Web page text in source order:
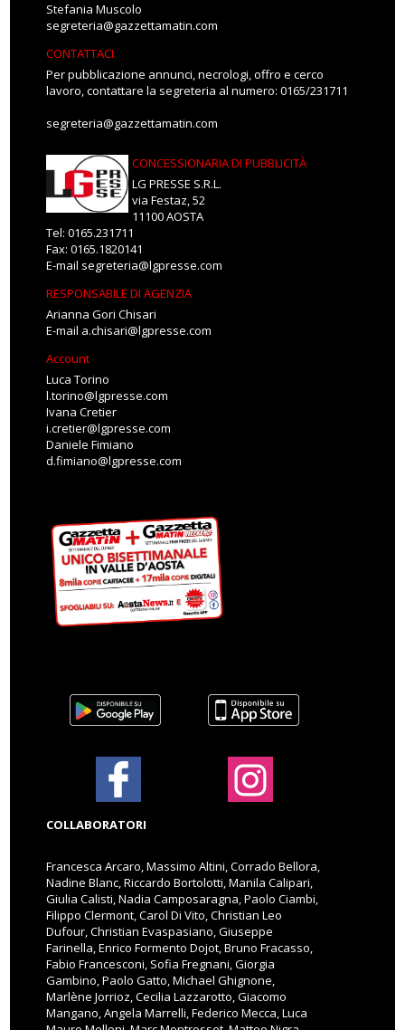
Stefania Muscolo
segreteria@gazzettamatin.com
CONTATTACI
Per pubblicazione annunci, necrologi, offro e cerco
lavoro, contattare la segreteria al numero: 0165/231711
segreteria@gazzettamatin.com
CONCESSIONARIA DI PUBBLICITÀ
LG PRESSE S.R.L.
via Festaz, 52
11100 AOSTA
Tel: 0165.231711
Fax: 0165.1820141
E-mail segreteria@lgpresse.com
RESPONSABILE DI AGENZIA
Arianna Gori Chisari
E-mail a.chisari@lgpresse.com
Account
Luca Torino
l.torino@lgpresse.com
Ivana Cretier
i.cretier@lgpresse.com
Daniele Fimiano
d.fimiano@lgpresse.com
COLLABORATORI
Francesca Arcaro, Massimo Altini, Corrado Bellora,
Nadine Blanc, Riccardo Bortolotti, Manila Calipari,
Giulia Calisti, Nadia Camposaragna, Paolo Ciambi,
Filippo Clermont, Carol Di Vito, Christian Leo
Dufour, Christian Evaspasiano, Giuseppe
Farinella, Enrico Formento Dojot, Bruno Fracasso,
Fabio Francesconi, Sofia Fregnani, Giorgia
Gambino, Paolo Gatto, Michael Ghignone,
Marlène Jorrioz, Cecilia Lazzarotto, Giacomo
Mangano, Angela Marrelli, Federico Mecca, Luca